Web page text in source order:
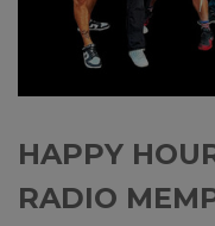
HAPPY
RADIO